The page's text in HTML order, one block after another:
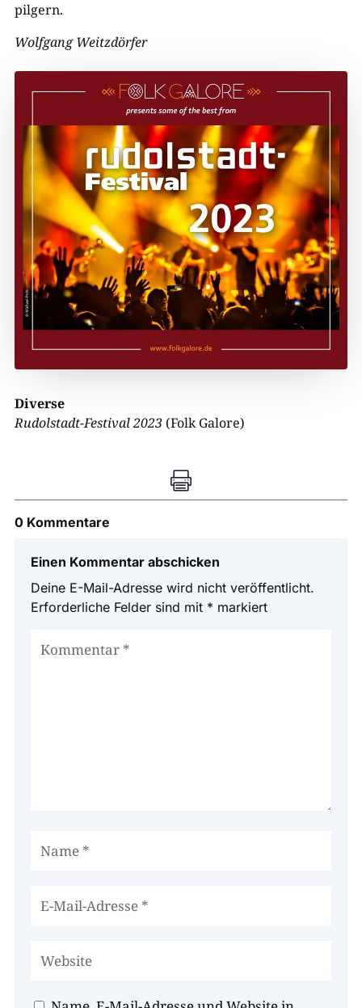
pilgern.
Wolfgang Weitzdörfer
Diverse
Rudolstadt-Festival 2023(Folk Galore)

0 Kommentare
Einen Kommentar abschicken
Deine E-Mail-Adresse wird nicht veröffentlicht.
Erforderliche Felder sind mit * markiert